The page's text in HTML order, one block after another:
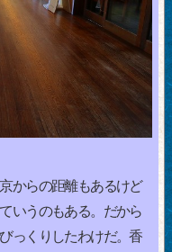
からの距離もあるけど
いうのもある。だから
っくりしたわけだ。香